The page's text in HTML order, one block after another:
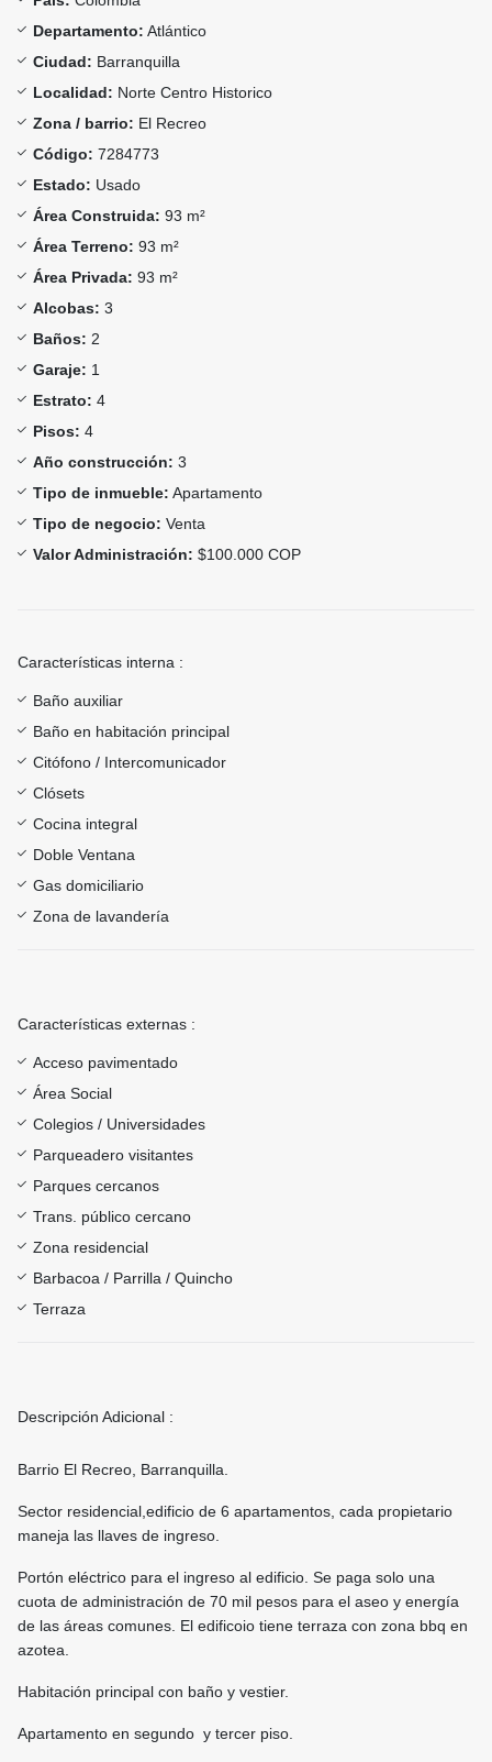
Departamento: Atlántico
Ciudad: Barranquilla
Localidad: Norte Centro Historico
Zona / barrio: El Recreo
Código: 7284773
Estado: Usado
Área Construida: 93 m²
Área Terreno: 93 m²
Área Privada: 93 m²
Alcobas: 3
Baños: 2
Garaje: 1
Estrato: 4
Pisos: 4
Año construcción: 3
Tipo de inmueble: Apartamento
Tipo de negocio: Venta
Valor Administración: $100.000 COP
Características interna :
Baño auxiliar
Baño en habitación principal
Citófono / Intercomunicador
Clósets
Cocina integral
Doble Ventana
Gas domiciliario
Zona de lavandería
Características externas :
Acceso pavimentado
Área Social
Colegios / Universidades
Parqueadero visitantes
Parques cercanos
Trans. público cercano
Zona residencial
Barbacoa / Parrilla / Quincho
Terraza
Descripción Adicional :
Barrio El Recreo, Barranquilla.
Sector residencial,edificio de 6 apartamentos, cada propietario
maneja las llaves de ingreso.
Portón eléctrico para el ingreso al edificio. Se paga solo una
cuota de administración de 70 mil pesos para el aseo y energía
de las áreas comunes. El edificoio tiene terraza con zona bbq en
azotea.
Habitación principal con baño y vestier.
Apartamento en segundo y tercer piso.